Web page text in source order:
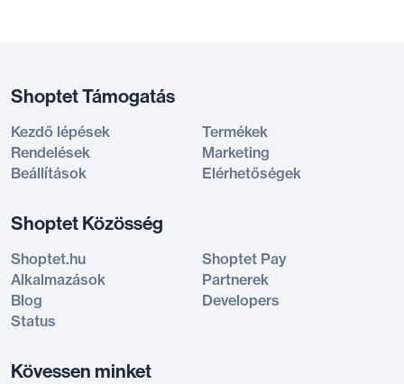
Shoptet Támogatás
Kezdő lépések
Termékek
Rendelések
Marketing
Beállítások
Elérhetőségek
Shoptet Közösség
Shoptet.hu
Shoptet Pay
Alkalmazások
Partnerek
Blog
Developers
Status
Kövessen minket